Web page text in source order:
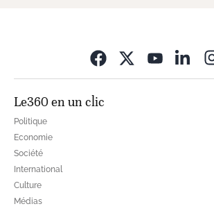
Le360 en un clic
Politique
Economie
Société
International
Culture
Médias